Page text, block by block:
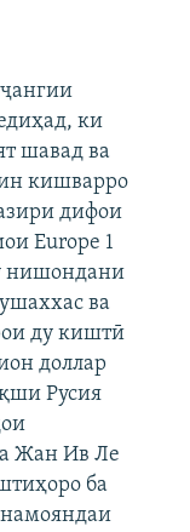
ки
шавад ва
кишварро
дифои
Europe 1
нишондани
ва
ду киштӣ
доллар
Русия
Жан Ив Ле
ба